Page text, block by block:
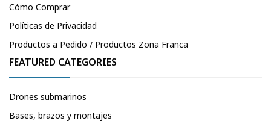
Cómo Comprar
Políticas de Privacidad
Productos a Pedido / Productos Zona Franca
FEATURED CATEGORIES
Drones submarinos
Bases, brazos y montajes